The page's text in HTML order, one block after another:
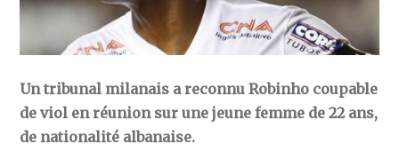
Un tribunal milanais a reconnu Robinho coupable
de viol en réunion sur une jeune femme de 22 ans,
de nationalité albanaise.